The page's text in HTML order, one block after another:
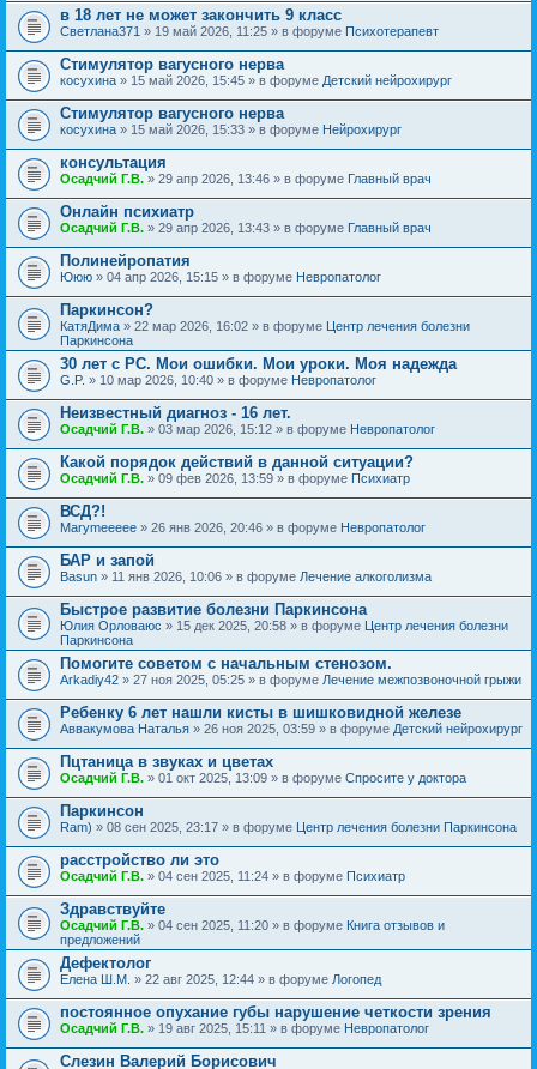
в 18 лет не может закончить 9 класс
Светлана371 » 19 май 2026, 11:25 » в форуме Психотерапевт
Стимулятор вагусного нерва
косухина » 15 май 2026, 15:45 » в форуме Детский нейрохирург
Стимулятор вагусного нерва
косухина » 15 май 2026, 15:33 » в форуме Нейрохирург
консультация
Осадчий Г.В. » 29 апр 2026, 13:46 » в форуме Главный врач
Онлайн психиатр
Осадчий Г.В. » 29 апр 2026, 13:43 » в форуме Главный врач
Полинейропатия
Ююю » 04 апр 2026, 15:15 » в форуме Невропатолог
Паркинсон?
КатяДима » 22 мар 2026, 16:02 » в форуме Центр лечения болезни
Паркинсона
30 лет с РС. Мои ошибки. Мои уроки. Моя надежда
G.P. » 10 мар 2026, 10:40 » в форуме Невропатолог
Неизвестный диагноз - 16 лет.
Осадчий Г.В. » 03 мар 2026, 15:12 » в форуме Невропатолог
Какой порядок действий в данной ситуации?
Осадчий Г.В. » 09 фев 2026, 13:59 » в форуме Психиатр
ВСД?!
Marymeeeee » 26 янв 2026, 20:46 » в форуме Невропатолог
БАР и запой
Basun » 11 янв 2026, 10:06 » в форуме Лечение алкоголизма
Быстрое развитие болезни Паркинсона
Юлия Орловаюс » 15 дек 2025, 20:58 » в форуме Центр лечения болезни
Паркинсона
Помогите советом с начальным стенозом.
Arkadiy42 » 27 ноя 2025, 05:25 » в форуме Лечение межпозвоночной грыжи
Ребенку 6 лет нашли кисты в шишковидной железе
Аввакумова Наталья » 26 ноя 2025, 03:59 » в форуме Детский нейрохирург
Пцтаница в звуках и цветах
Осадчий Г.В. » 01 окт 2025, 13:09 » в форуме Спросите у доктора
Паркинсон
Ram) » 08 сен 2025, 23:17 » в форуме Центр лечения болезни Паркинсона
расстройство ли это
Осадчий Г.В. » 04 сен 2025, 11:24 » в форуме Психиатр
Здравствуйте
Осадчий Г.В. » 04 сен 2025, 11:20 » в форуме Книга отзывов и
предложений
Дефектолог
Елена Ш.М. » 22 авг 2025, 12:44 » в форуме Логопед
постоянное опухание губы нарушение четкости зрения
Осадчий Г.В. » 19 авг 2025, 15:11 » в форуме Невропатолог
Слезин Валерий Борисович